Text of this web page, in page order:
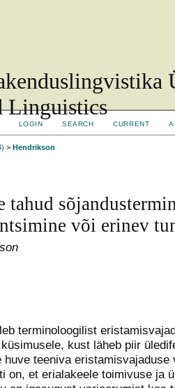
Linguistics
LOGIN SEARCH CURRENT
> Hendrikson
tahud
või erinev
terminoloogilist
kust läheb piir
huve teeniva
on, et erialakeele toimivuse ja